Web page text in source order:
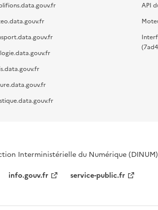
API
Interministérielle du Numérique
info.gouv.fr service-public.fr